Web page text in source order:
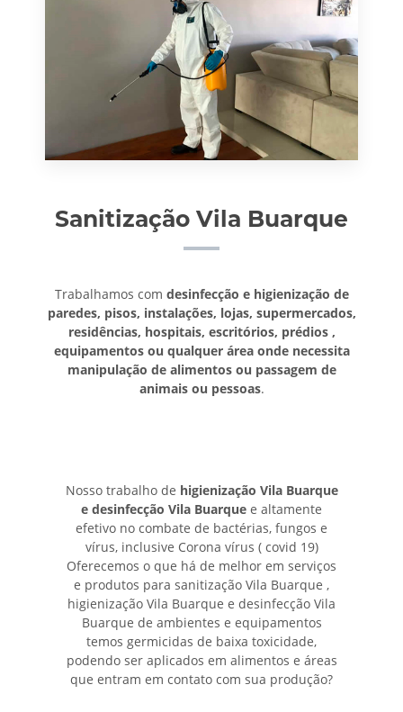
Sanitização Vila Buarque
Trabalhamos com desinfecção e higienização de
paredes, pisos, instalações, lojas, supermercados,
residências, hospitais, escritórios, prédios ,
equipamentos ou qualquer área onde necessita
manipulação de alimentos ou passagem de
animais ou pessoas.
Nosso trabalho de higienização Vila Buarque
e desinfecção Vila Buarque e altamente
efetivo no combate de bactérias, fungos e
vírus, inclusive Corona vírus ( covid 19)
Oferecemos o que há de melhor em serviços
e produtos para sanitização Vila Buarque ,
higienização Vila Buarque e desinfecção Vila
Buarque de ambientes e equipamentos
temos germicidas de baixa toxicidade,
podendo ser aplicados em alimentos e áreas
que entram em contato com sua produção?